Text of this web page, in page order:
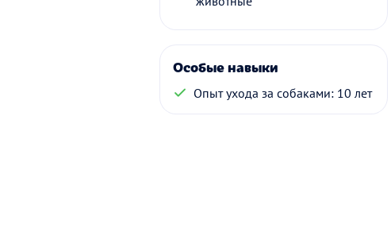
Особые навыки
Опыт ухода за собаками: 10 лет